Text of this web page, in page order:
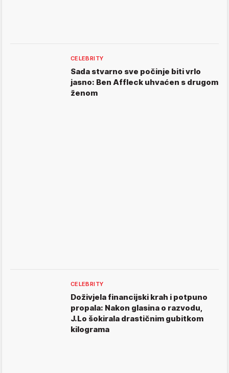
CELEBRITY
Sada stvarno sve počinje biti vrlo
jasno: Ben Affleck uhvaćen s drugom
ženom
CELEBRITY
Doživjela financijski krah i potpuno
propala: Nakon glasina o razvodu,
J.Lo šokirala drastičnim gubitkom
kilograma